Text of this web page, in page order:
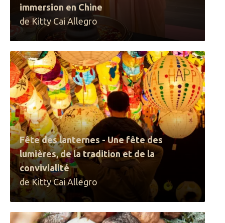
immersion en Chine
de Kitty Cai Allegro
Fête des lanternes - Une fête des
lumières, de la tradition et de la
convivialité
de Kitty Cai Allegro